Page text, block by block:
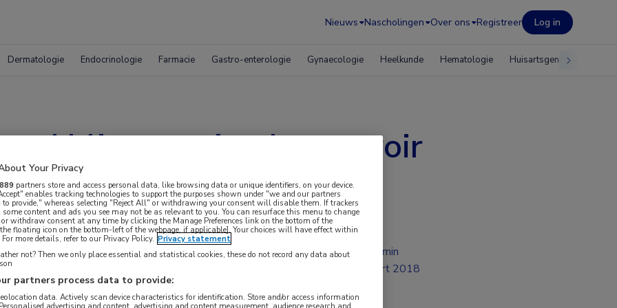
Nieuws Nascholingen Over ons Registreer Log in
Dermatologie Endocrinologie Farmacie Gastro-enterologie Gynaecologie Heelkunde Hematologie Huisartsgeneeskunde
blips op viraal reservoir
krijgen.
1 min
mrt 2018
Your Privacy
889 partners store and access personal data, like browsing data or unique identifiers, on your device.
enables tracking technologies to support the purposes shown under "we and our partners
to provide," whereas selecting "Reject All" or withdrawing your consent will disable them. If trackers
some content and ads you see may not be as relevant to you. You can resurface this menu to change
or withdraw consent at any time by clicking the Manage Preferences link on the bottom of the
floating icon on the bottom-left of the webpage, if applicable]. Your choices will have effect within
more details, refer to our Privacy Policy. Privacy statement
not? Then we only place essential and statistical cookies, these do not record any data about
partners process data to provide:
data. Actively scan device characteristics for identification. Store and/or access information